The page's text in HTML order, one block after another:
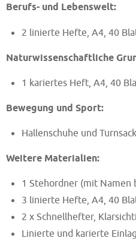
Berufs- und Lebenswelt:
2 linierte Hefte, A4, 40
Naturwissenschaftliche
1 kariertes Heft, A4, 40
Bewegung und Sport:
Hallenschuhe und
Weitere Materialien:
1 Stehordner (mit Namen
3 linierte Hefte, A4, 40
2 x Schnellhefter,
Linierte und karierte